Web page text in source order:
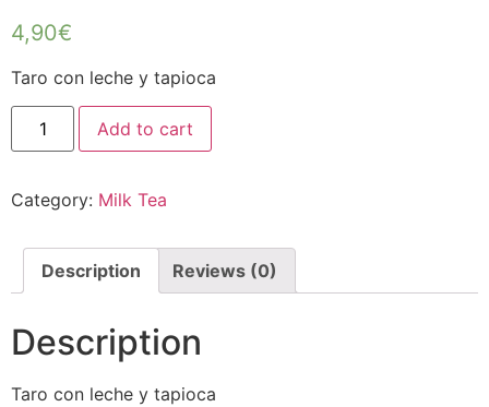
4,90€
Taro con leche y tapioca
Add to cart
Category: Milk Tea
Description Reviews (0)
Description
Taro con leche y tapioca